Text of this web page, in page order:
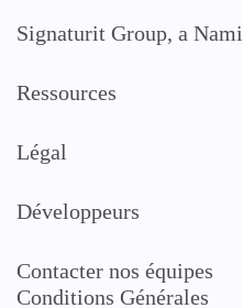
Signaturit Group, a
Ressources
Légal
Développeurs
Contacter nos équipes
Conditions Générales